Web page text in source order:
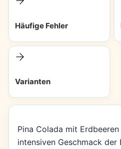
Häufige Fehler
Varianten
Pina Colada mit
intensiven Geschmack der